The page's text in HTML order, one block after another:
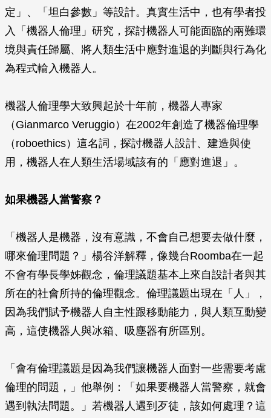
定」、「坦白參數」等設計。真實生活中，也有學者投
入「機器人倫理」研究，探討機器人可能面臨的兩難環
境與責任歸屬、將人類生活中應對進退的判斷與行為化
為程式輸入機器人。
機器人倫理學大致興起於十年前，機器人專家
（Gianmarco Veruggio）在2002年創造了機器倫理學
（roboethics）這名詞，探討機器人設計、建造與使
用，機器人在人類生活場域該有的「應對進退」。
如果機器人當警察？
「機器人是機器，沒有意識，不會自己想要去做什麼，
哪來倫理問題？」楊谷洋解釋，像幾台Roomba在一起
不會有學長學姊觀念，倫理議題基本上來自設計者與其
所在的社會所持的倫理觀念。倫理議題出現在「人」，
因為我們賦予機器人自主性跟移動能力，與人類互動變
高，這使機器人與冰箱、吸塵器有所區別。
「會有倫理議題是因為我們讓機器人面對一些需要考慮
倫理的問題，」他舉例：「如果要機器人當警察，就會
遇到執法問題。」若機器人遇到歹徒，該如何處理？這